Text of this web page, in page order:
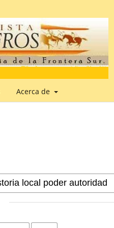
Acerca de